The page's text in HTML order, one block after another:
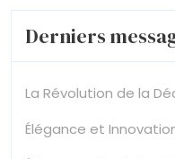
Derniers
La Révolution de la
Élégance et